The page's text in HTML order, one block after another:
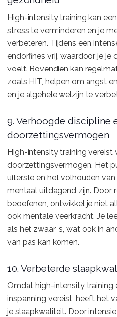
High-intensity training kan
stress te verminderen en je
verbeteren. Tijdens een
endorfines vrij, waardoor je je
voelt. Bovendien kan
zoals HIT, helpen om angst
en je algehele welzijn te
9. Verhoogde discipline
doorzettingsvermogen
High-intensity training vereist
doorzettingsvermogen. Het
uiterste en het volhouden
mentaal uitdagend zijn. Door
beoefenen, ontwikkel je niet
ook mentale veerkracht. Je
als het zwaar is, wat ook in
van pas kan komen.
10. Verbeterde
Omdat high-intensity training
inspanning vereist, heeft het
je slaapkwaliteit. Door